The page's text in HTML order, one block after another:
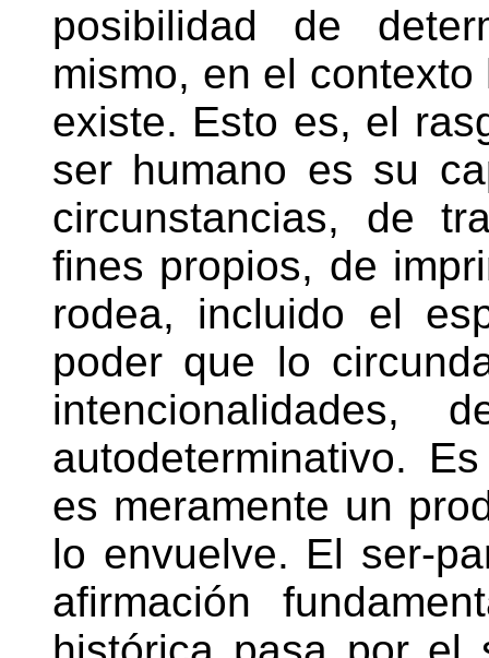
posibilidad de
mismo, en el
existe. Esto es, el
ser humano es su
circunstancias, de
fines propios, de
rodea, incluido el
poder que lo
intencionalidades,
autodeterminativo.
es meramente un
lo envuelve. El ser-
afirmación